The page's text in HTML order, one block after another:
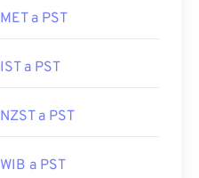
MET a PST
IST a PST
NZST a PST
WIB a PST